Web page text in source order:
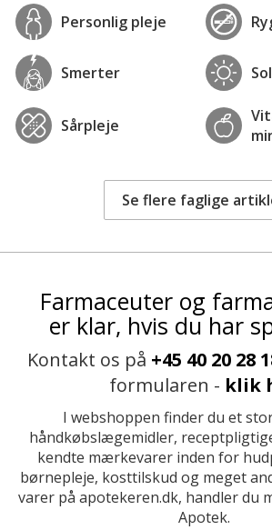
Personlig pleje
Smerter
Sårpleje
Se flere faglige
Farmaceuter og
er klar, hvis du har
Kontakt os på +45 40 20 28
formularen - klik
I webshoppen finder du et
håndkøbslægemidler,
kendte mærkevarer inden for
børnepleje, kosttilskud og meget
varer på apotekeren.dk, handler du
Apotek.